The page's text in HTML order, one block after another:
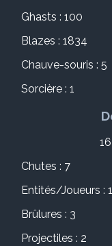
Ghasts : 100
Blazes : 1834
Chauve-souris : 5
Sorcière : 1
Chutes : 7
Entités/Joueurs :
Brûlures : 3
Projectiles : 2